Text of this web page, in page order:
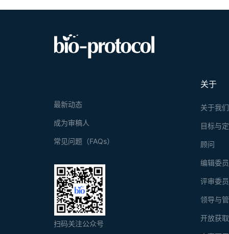
关于
关于我们
目标与
顾问
编辑委
评审委
领导与
开放获
最新动态
成为审稿人
常见问题（FAQs）
扫码关注公众号